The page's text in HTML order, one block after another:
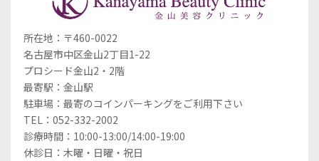
所在地：〒460-0022
名古屋市中区金山2丁目1-22
プロシード金山2・2階
最寄駅：金山駅
駐車場：最寄のコインパーキングをご利用下さい
TEL：052-332-2002
診療時間：10:00-13:00/14:00-19:00
休診日：木曜・日曜・祝日